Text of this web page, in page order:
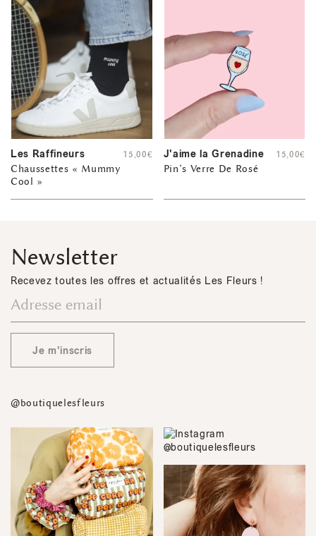
Les Raffineurs
Chaussettes « Mummy
Cool »
15,00€ J'aime la Grenadine
Pin’s Verre De Rosé
15,00€
Newsletter
Recevez toutes les offres et actualités Les Fleurs !
Je m'inscris
@boutiquelesfleurs